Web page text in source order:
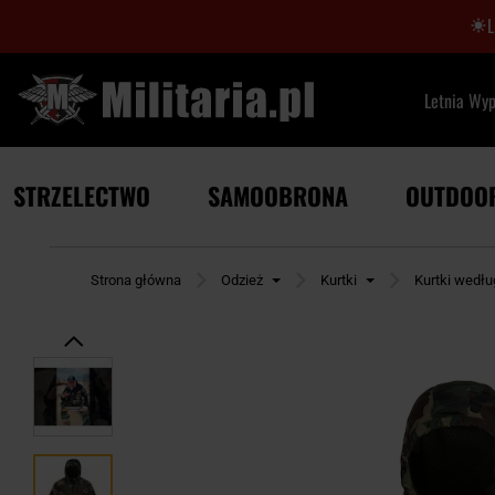
Letnia
STRZELECTWO SAMOOBRONA
Strona główna Odzież Kurtki Kurtki